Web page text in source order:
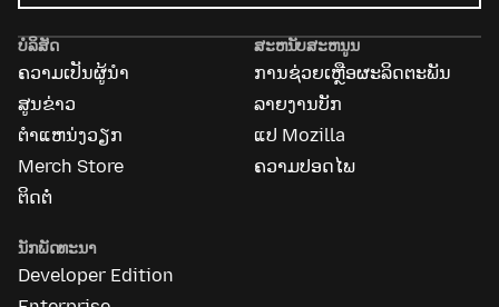
Mozilla
ບໍລິສັດ
ຄວາມເປັນຜູ້ນຳ
ສູນຂ່າວ
ຕຳແຫນ່ງວຽກ
Merch Store
ຕິດຕໍ່
ສະຫນັບສະຫນູນ
ການຊ່ວຍເຫຼືອຜະລິດຕະພັນ
ລາຍງານບັກ
ແປ Mozilla
ຄວາມປອດໄພ
ນັກພັດທະນາ
Developer Edition